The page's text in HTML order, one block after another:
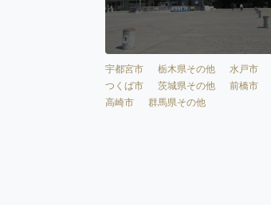
宇都宮市 栃木県その他
水戸市
つくば市
茨城県その他
前橋市
高崎市
群馬県その他